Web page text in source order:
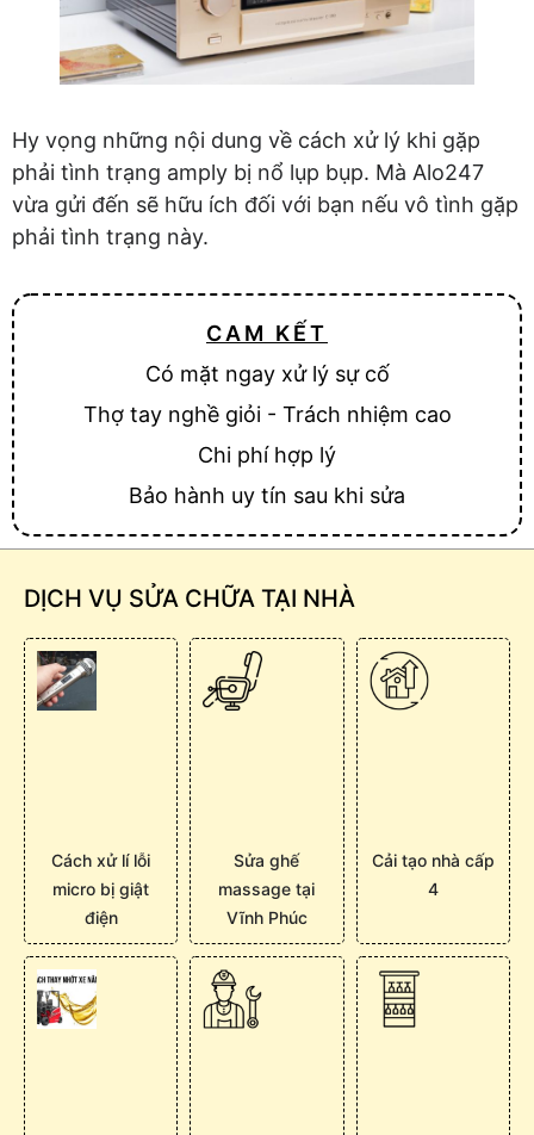
Hy vọng những nội dung về cách xử lý khi gặp
phải tình trạng amply bị nổ lụp bụp. Mà Alo247
vừa gửi đến sẽ hữu ích đối với bạn nếu vô tình gặp
phải tình trạng này.
CAM KẾT
Có mặt ngay xử lý sự cố
Thợ tay nghề giỏi - Trách nhiệm cao
Chi phí hợp lý
Bảo hành uy tín sau khi sửa
DỊCH VỤ SỬA CHỮA TẠI NHÀ
Cách xử lí lỗi
micro bị giật
điện
Sửa ghế
massage tại
Vĩnh Phúc
Cải tạo nhà cấp
4